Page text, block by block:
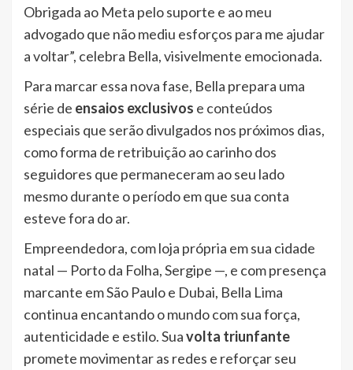
Obrigada ao Meta pelo suporte e ao meu
advogado que não mediu esforços para me ajudar
a voltar”, celebra Bella, visivelmente emocionada.
Para marcar essa nova fase, Bella prepara uma
série de ensaios exclusivos e conteúdos
especiais que serão divulgados nos próximos dias,
como forma de retribuição ao carinho dos
seguidores que permaneceram ao seu lado
mesmo durante o período em que sua conta
esteve fora do ar.
Empreendedora, com loja própria em sua cidade
natal — Porto da Folha, Sergipe —, e com presença
marcante em São Paulo e Dubai, Bella Lima
continua encantando o mundo com sua força,
autenticidade e estilo. Suavolta triunfante
promete movimentar as redes e reforçar seu